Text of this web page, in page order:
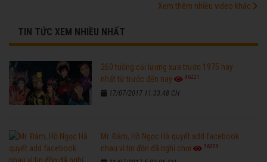
Xem thêm nhiều video khác
TIN TỨC XEM NHIỀU NHẤT
260 tuồng cải lương xưa trước 1975 hay
nhất từ trước đến nay
96221
17/07/2017 11:33:48 CH
Mr. Đàm, Hồ Ngọc Hà quyết add facebook
nhau vì tin đồn đã nghỉ chơi
76309